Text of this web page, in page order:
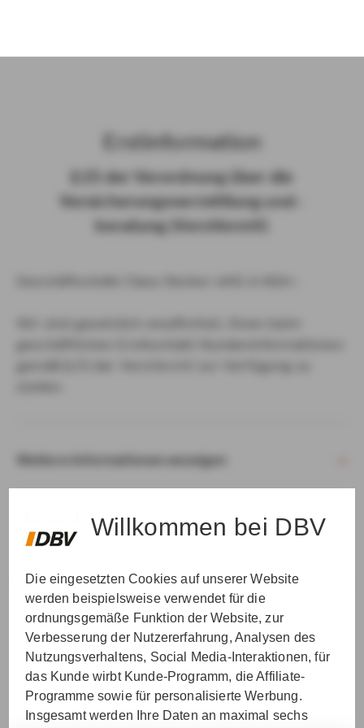
Willkommen bei DBV
Die eingesetzten Cookies auf unserer Website
werden beispielsweise verwendet für die
ordnungsgemäße Funktion der Website, zur
Verbesserung der Nutzererfahrung, Analysen des
Nutzungsverhaltens, Social Media-Interaktionen, für
das Kunde wirbt Kunde-Programm, die Affiliate-
Programme sowie für personalisierte Werbung.
Insgesamt werden Ihre Daten an maximal sechs
Erst­in­for­ma­ti­on
§ 15 der Ver­ord­nung über die
Ver­si­che­rungs­ver­mitt­lung und -​
beratung (Vers­VermV)
Weitere Informationen anzeigen
VER­STAN­DEN & WEI­TER